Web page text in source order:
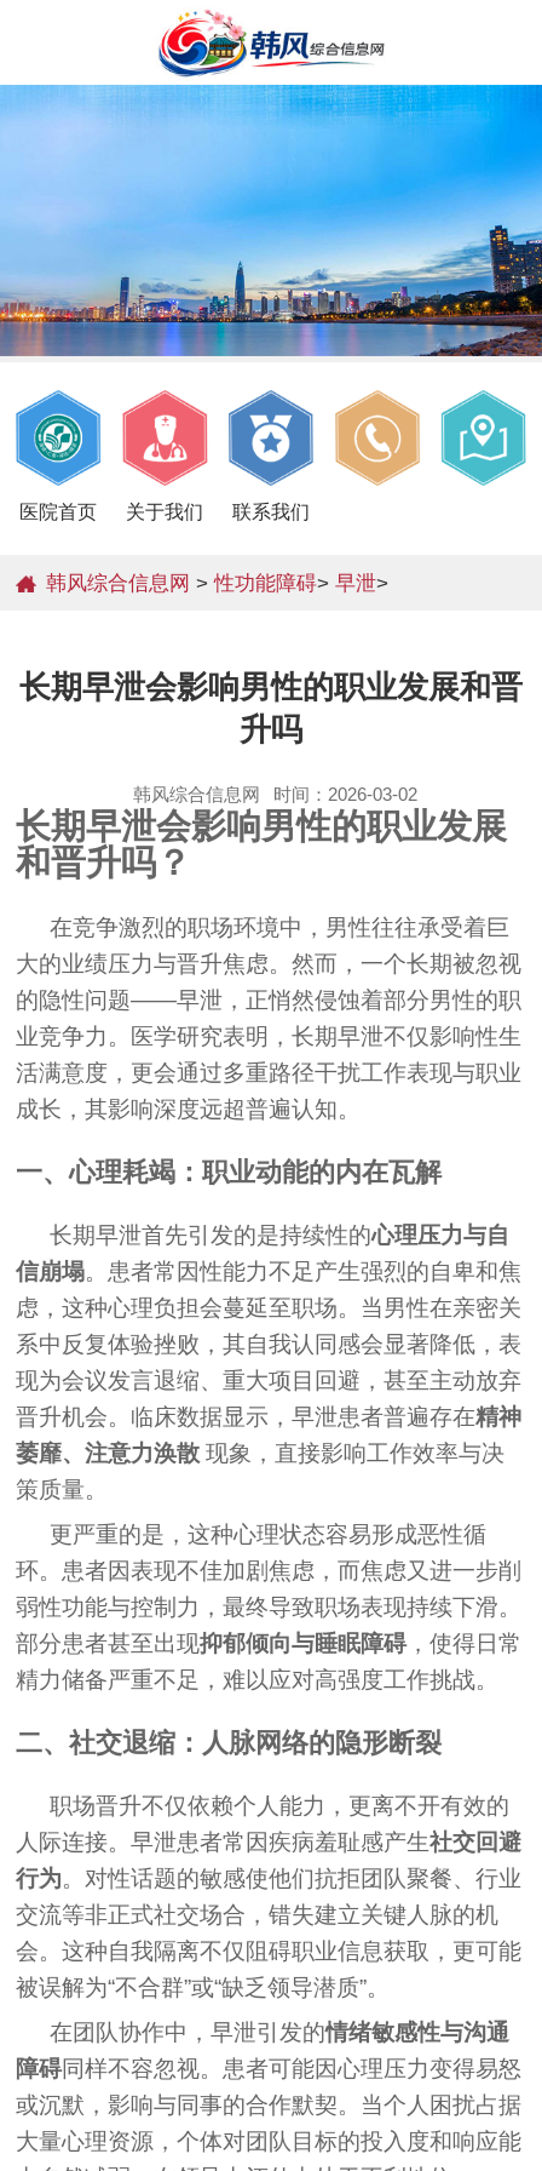
医院首页 关于我们 联系我们
韩风综合信息网 >性功能障碍>早泄>
长期早泄会影响男性的职业发展和晋
升吗
韩风综合信息网 时间：2026-03-02
长期早泄会影响男性的职业发展
和晋升吗？
在竞争激烈的职场环境中，男性往往承受着巨
大的业绩压力与晋升焦虑。然而，一个长期被忽视
的隐性问题——早泄，正悄然侵蚀着部分男性的职
业竞争力。医学研究表明，长期早泄不仅影响性生
活满意度，更会通过多重路径干扰工作表现与职业
成长，其影响深度远超普遍认知。
一、心理耗竭：职业动能的内在瓦解
长期早泄首先引发的是持续性的心理压力与自
信崩塌。患者常因性能力不足产生强烈的自卑和焦
虑，这种心理负担会蔓延至职场。当男性在亲密关
系中反复体验挫败，其自我认同感会显著降低，表
现为会议发言退缩、重大项目回避，甚至主动放弃
晋升机会。临床数据显示，早泄患者普遍存在精神
萎靡、注意力涣散 现象，直接影响工作效率与决
策质量。
更严重的是，这种心理状态容易形成恶性循
环。患者因表现不佳加剧焦虑，而焦虑又进一步削
弱性功能与控制力，最终导致职场表现持续下滑。
部分患者甚至出现抑郁倾向与睡眠障碍，使得日常
精力储备严重不足，难以应对高强度工作挑战。
二、社交退缩：人脉网络的隐形断裂
职场晋升不仅依赖个人能力，更离不开有效的
人际连接。早泄患者常因疾病羞耻感产生社交回避
行为。对性话题的敏感使他们抗拒团队聚餐、行业
交流等非正式社交场合，错失建立关键人脉的机
会。这种自我隔离不仅阻碍职业信息获取，更可能
被误解为“不合群”或“缺乏领导潜质”。
在团队协作中，早泄引发的情绪敏感性与沟通
障碍同样不容忽视。患者可能因心理压力变得易怒
或沉默，影响与同事的合作默契。当个人困扰占据
大量心理资源，个体对团队目标的投入度和响应能